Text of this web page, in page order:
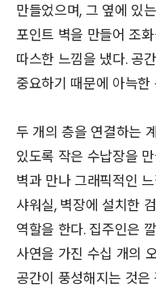
만들었으며, 그 옆에 있
포인트 벽을 만들어 조
따스한 느낌을 냈다. 공
중요하기 때문에 아늑
두 개의 층을 연결하는
있도록 작은 수납장을
벽과 만나 그래픽적인
샤워실, 벽장에 설치한
역할을 한다. 집주인은
사연을 가진 수십 개의
공간이 풍성해지는 것